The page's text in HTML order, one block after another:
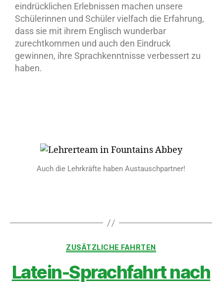
eindrücklichen Erlebnissen machen unsere
Schülerinnen und Schüler vielfach die Erfahrung,
dass sie mit ihrem Englisch wunderbar
zurechtkommen und auch den Eindruck
gewinnen, ihre Sprachkenntnisse verbessert zu
haben.
Auch die Lehrkräfte haben Austauschpartner!
ZUSÄTZLICHE FAHRTEN
Latein-Sprachfahrt nach